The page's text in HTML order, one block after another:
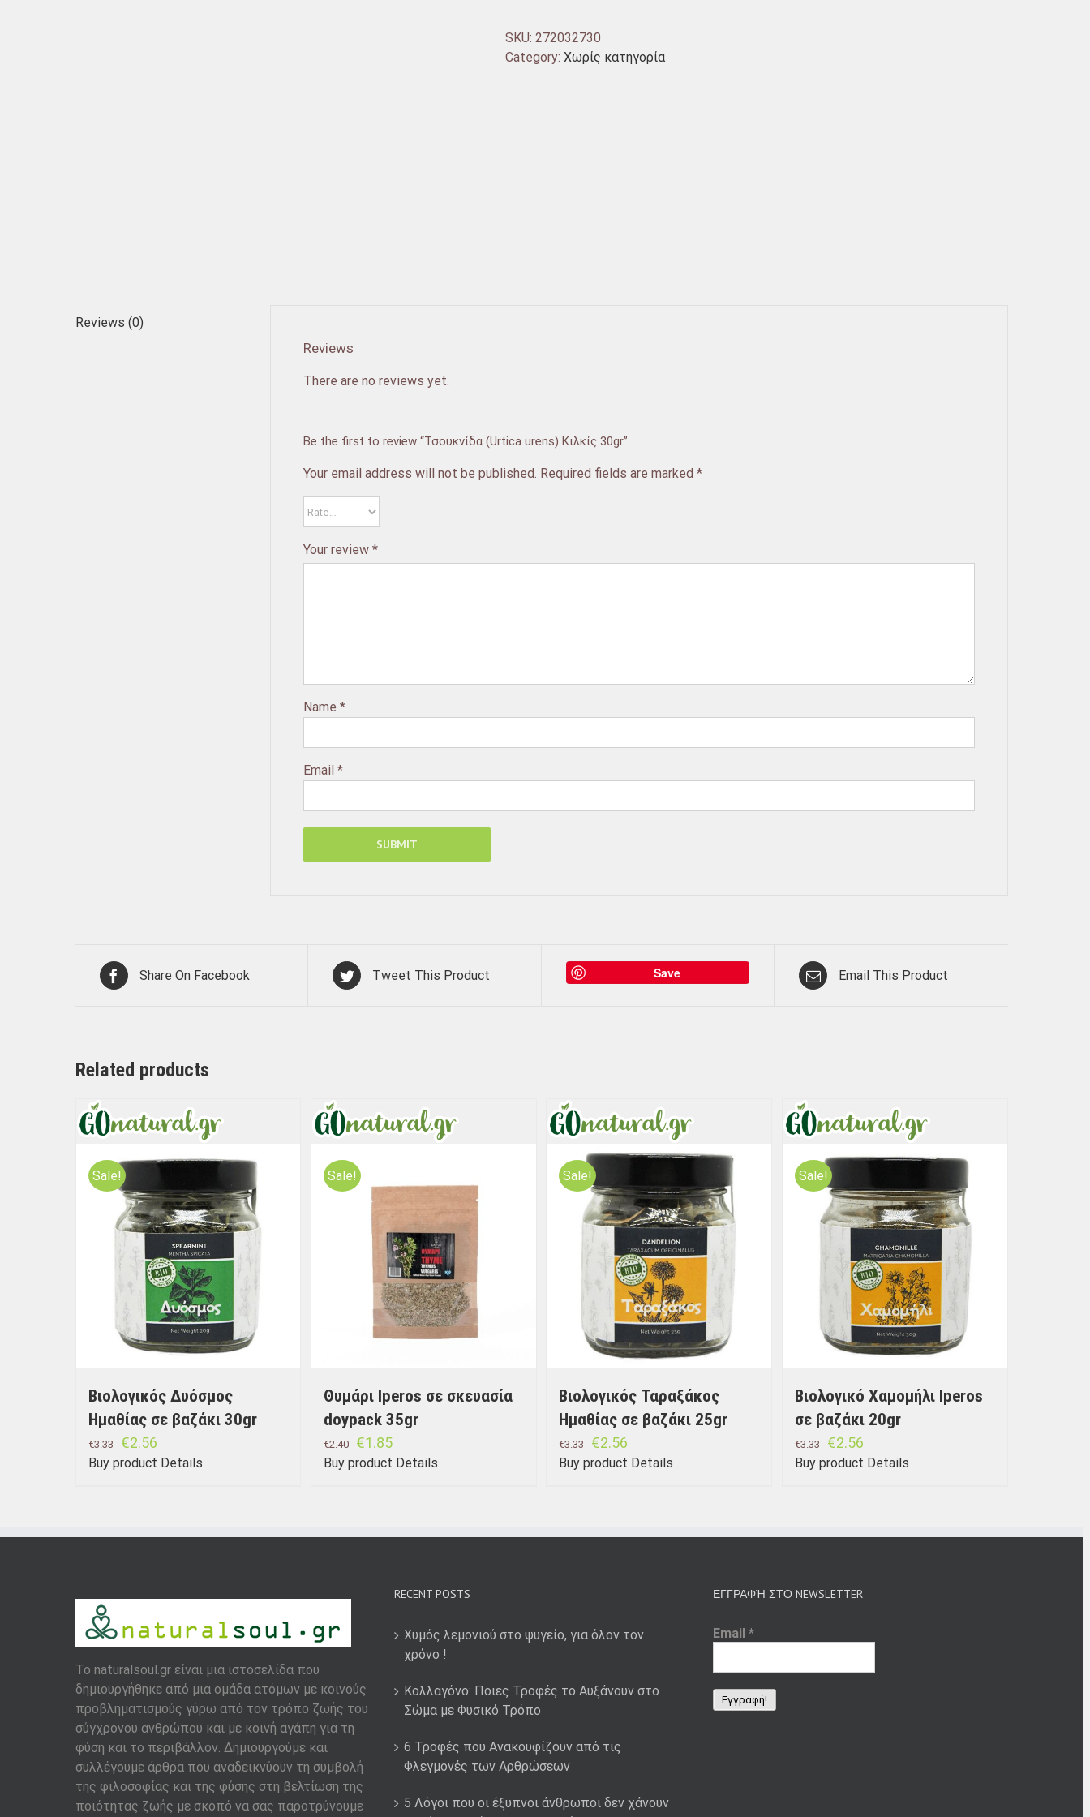
SKU: 272032730
Category: Χωρίς κατηγορία
Reviews (0)
Reviews
There are no reviews yet.
Be the first to review “Τσουκνίδα (Urtica urens) Κιλκίς 30gr”
Your email address will not be published. Required fields are marked *
Your review *
Name *
Email *
Share On Facebook Tweet This Product Save Email This Product
Related products
Sale!
Βιολογικός Δυόσμος
Ημαθίας σε βαζάκι 30gr
€3.33 €2.56
Buy product Details
Sale!
Θυμάρι Iperos σε σκευασία
doypack 35gr
€2.40 €1.85
Buy product Details
Sale!
Βιολογικός Ταραξάκος
Ημαθίας σε βαζάκι 25gr
€3.33 €2.56
Buy product Details
Sale!
Βιολογικό Χαμομήλι Iperos
σε βαζάκι 20gr
€3.33 €2.56
Buy product Details
To naturalsoul.gr είναι μια ιστοσελίδα που
δημιουργήθηκε από μια ομάδα ατόμων με κοινούς
προβληματισμούς γύρω από τον τρόπο ζωής του
σύγχρονου ανθρώπου και με κοινή αγάπη για τη
φύση και το περιβάλλον. Δημιουργούμε και
συλλέγουμε άρθρα που αναδεικνύουν τη συμβολή
της φιλοσοφίας και της φύσης στη βελτίωση της
ποιότητας ζωής με σκοπό να σας παροτρύνουμε
RECENT POSTS
Χυμός λεμονιού στο ψυγείο, για όλον τον
χρόνο !
Κολλαγόνο: Ποιες Τροφές το Αυξάνουν στο
Σώμα με Φυσικό Τρόπο
6 Τροφές που Ανακουφίζουν από τις
Φλεγμονές των Αρθρώσεων
5 Λόγοι που οι έξυπνοι άνθρωποι δεν χάνουν
ΕΓΓΡΑΦΉ ΣΤΟ NEWSLETTER
Email*